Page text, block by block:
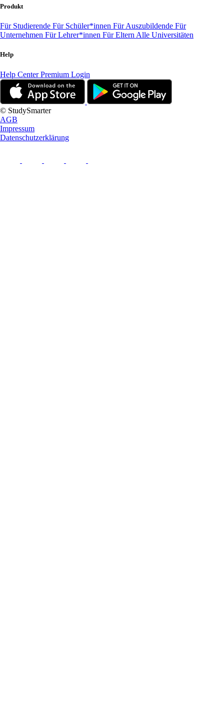
Produkt
Für Studierende Für Schüler*innen Für Auszubildende Für
Unternehmen Für Lehrer*innen Für Eltern Alle Universitäten
Help
Help CenterPremium Login
© StudySmarter
AGB
Impressum
Datenschutzerklärung